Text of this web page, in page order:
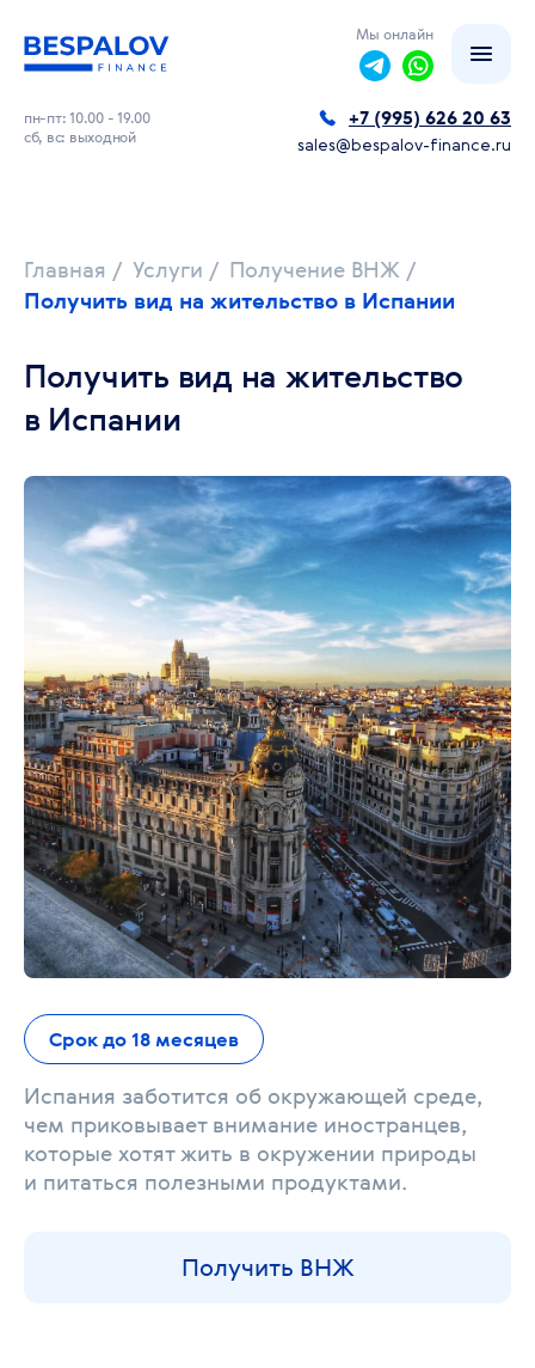
sales@bespalov-finance.ru
+7 (995) 626 20 63
Мы онлайн
пн-пт: 10.00 - 19.00
сб, вс: выходной
Главная / Услуги / Получение ВНЖ /
Получить вид на жительство в Испании
Получить вид на жительство
в Испании
Срок до 18 месяцев
Испания заботится об окружающей среде,
чем приковывает внимание иностранцев,
которые хотят жить в окружении природы
и питаться полезными продуктами.
Получить ВНЖ